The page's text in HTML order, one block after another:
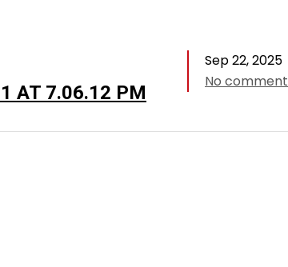
AT 7.06.12 PM
Sep 22, 2025
No comment